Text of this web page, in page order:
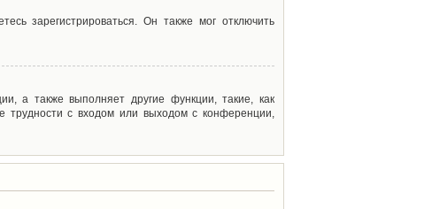
зарегистрироваться. Он также мог отключить
а также выполняет другие функции, такие, как
трудности с входом или выходом с конференции,